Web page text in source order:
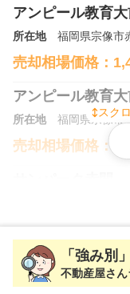
アンピール教育
所在地 福岡県宗像市
売却相場価格：
アンピール教育
所在地 福岡県宗像市
売却相場価格：
売却相場価格：
ハウスユマニテ赤
所在地 福岡県宗像市
スク
「強み別」
不動産屋さ